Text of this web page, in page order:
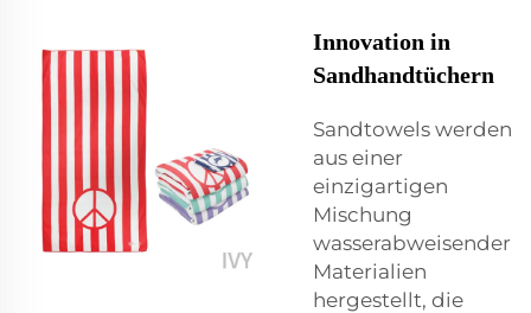
Innovation in
Sandhandtüchern
Sandtowels werden
aus einer
einzigartigen
Mischung
wasserabweisender
Materialien
hergestellt, die